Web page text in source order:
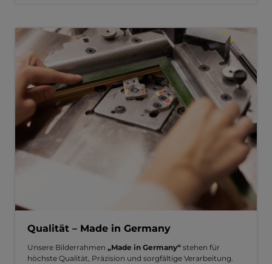
Qualität – Made in Germany
Unsere Bilderrahmen „Made in Germany“ stehen für
höchste Qualität, Präzision und sorgfältige Verarbeitung.